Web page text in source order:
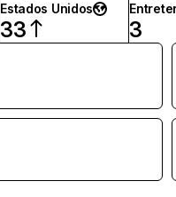
Estados Unidos
33 3